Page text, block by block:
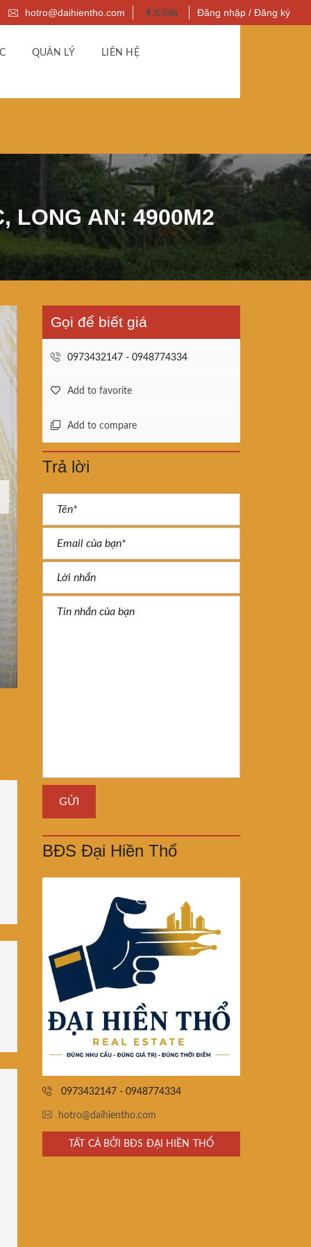
hotro@daihientho.com Đăng nhập / Đăng ký
QUẢN LÝ LIÊN HỆ
LONG AN: 4900M2
Gọi để biết giá
0973432147 - 0948774334
Add to favorite
Add to compare
Trả lời
BĐS Đại Hiền Thổ
0973432147 - 0948774334
hotro@daihientho.com
TẤT CẢ BỞI BĐS ĐẠI HIỀN THỔ